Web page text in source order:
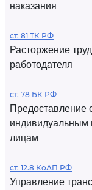
наказания
ст. 81 ТК РФ
Расторжение
работодателя
ст. 78 БК РФ
Предоставление
индивидуальным
лицам
ст. 12.8 КоАП РФ
Управление